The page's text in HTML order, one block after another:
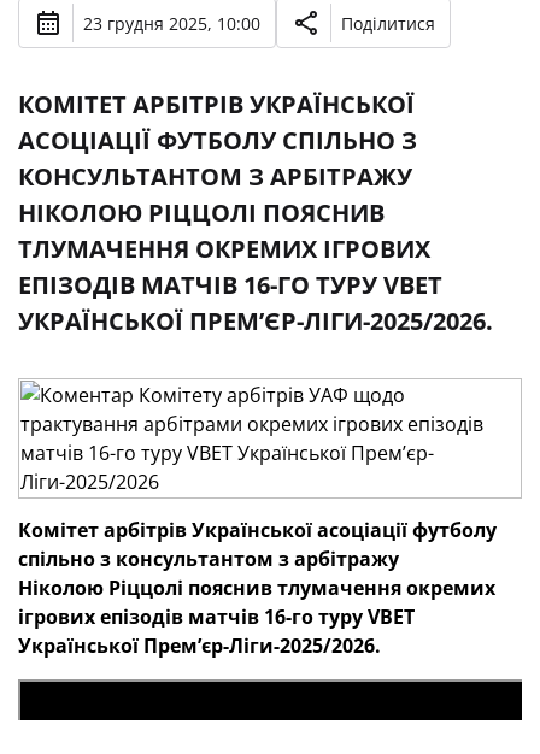
23 грудня 2025, 10:00 Поділитися
КОМІТЕТ АРБІТРІВ УКРАЇНСЬКОЇ
АСОЦІАЦІЇ ФУТБОЛУ СПІЛЬНО З
КОНСУЛЬТАНТОМ З АРБІТРАЖУ
НІКОЛОЮ РІЦЦОЛІ ПОЯСНИВ
ТЛУМАЧЕННЯ ОКРЕМИХ ІГРОВИХ
ЕПІЗОДІВ МАТЧІВ 16-ГО ТУРУ VBET
УКРАЇНСЬКОЇ ПРЕМʼЄР-ЛІГИ-2025/2026.
Комітет арбітрівУкраїнської асоціації футболу
спільно з консультантом з арбітражу
Ніколою Ріццолі пояснив тлумачення окремих
ігрових епізодів матчів 16-готуруVBET
Української Премʼєр-Ліги-2025/2026.